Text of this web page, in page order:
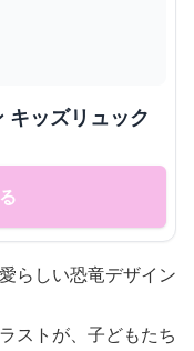
ッズリュック
らしい恐竜デザイン
ストが、子どもたち